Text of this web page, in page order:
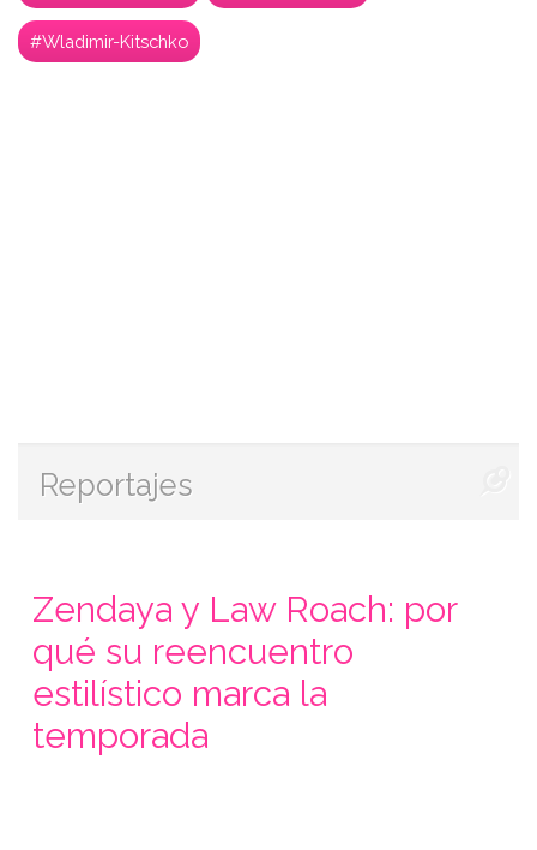
#Wladimir-Kitschko
Reportajes
Zendaya y Law Roach: por
qué su reencuentro
estilístico marca la
temporada